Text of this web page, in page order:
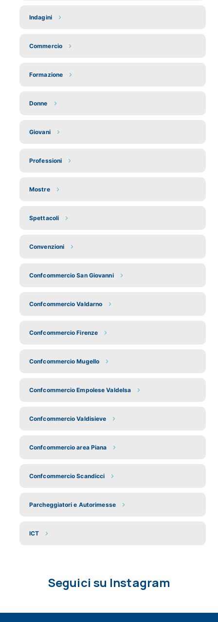
Indagini
Commercio
Formazione
Donne
Giovani
Professioni
Mostre
Spettacoli
Convenzioni
Confcommercio San Giovanni
Confcommercio Valdarno
Confcommercio Firenze
Confcommercio Mugello
Confcommercio Empolese Valdelsa
Confcommercio Valdisieve
Confcommercio area Piana
Confcommercio Scandicci
Parcheggiatori e Autorimesse
ICT
Seguici su Instagram